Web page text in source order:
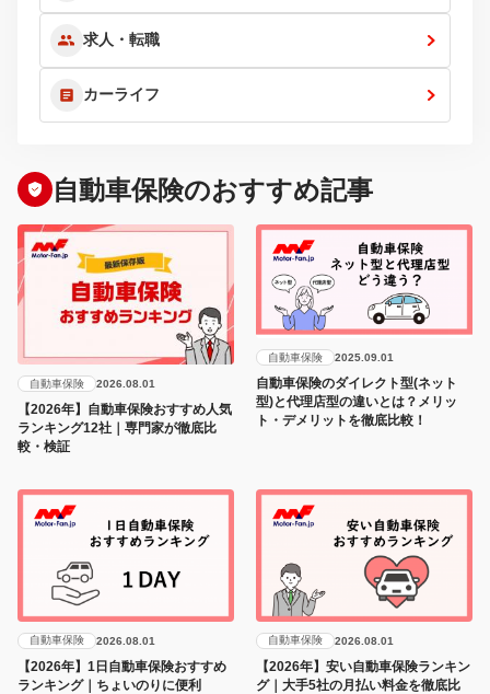
求人・転職
カーライフ
自動車保険のおすすめ記事
自動車保険 2026.08.01
【2026年】自動車保険おすすめ人気
ランキング12社｜専門家が徹底比
較・検証
自動車保険 2025.09.01
自動車保険のダイレクト型(ネット
型)と代理店型の違いとは？メリッ
ト・デメリットを徹底比較！
自動車保険 2026.08.01
【2026年】1日自動車保険おすすめ
ランキング｜ちょいのりに便利
自動車保険 2026.08.01
【2026年】安い自動車保険ランキン
グ｜大手5社の月払い料金を徹底比